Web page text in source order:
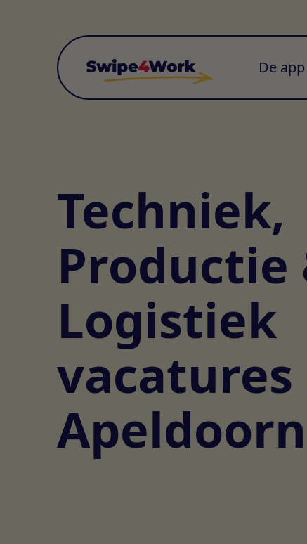
De app
Techniek,
Productie
Logistiek
vacatures
Apeldoorn